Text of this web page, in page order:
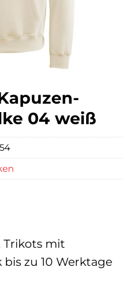
04 weiß
Trikots mit
zu 10 Werktage